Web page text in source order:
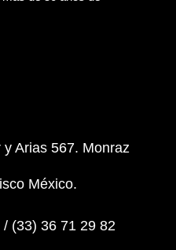
Arias 567. Monraz
México.
(33) 36 71 29 82